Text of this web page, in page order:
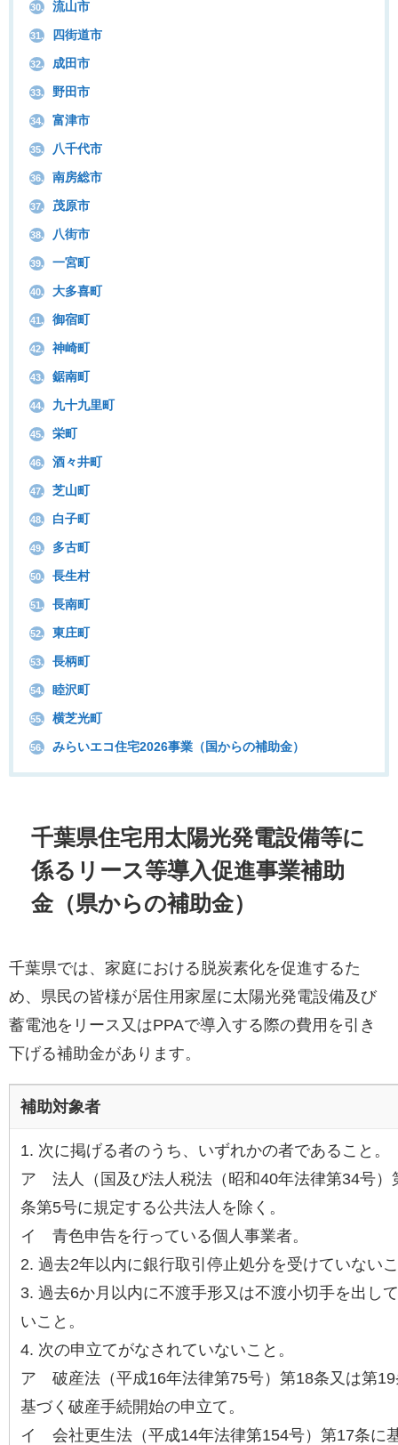
30. 流山市
31. 四街道市
32. 成田市
33. 野田市
34. 富津市
35. 八千代市
36. 南房総市
37. 茂原市
38. 八街市
39. 一宮町
40. 大多喜町
41. 御宿町
42. 神崎町
43. 鋸南町
44. 九十九里町
45. 栄町
46. 酒々井町
47. 芝山町
48. 白子町
49. 多古町
50. 長生村
51. 長南町
52. 東庄町
53. 長柄町
54. 睦沢町
55. 横芝光町
56. みらいエコ住宅2026事業（国からの補助金）
千葉県住宅用太陽光発電設備等に
係るリース等導入促進事業補助
金（県からの補助金）
千葉県では、家庭における脱炭素化を促進するた
め、県民の皆様が居住用家屋に太陽光発電設備及び
蓄電池をリース又はPPAで導入する際の費用を引き
下げる補助金があります。
補助対象者
1. 次に掲げる者のうち、いずれかの者であること。
ア 法人（国及び法人税法（昭和40年法律第34号）
条第5号に規定する公共法人を除く。
イ 青色申告を行っている個人事業者。
2. 過去2年以内に銀行取引停止処分を受けていない
3. 過去6か月以内に不渡手形又は不渡小切手を出し
いこと。
4. 次の申立てがなされていないこと。
ア 破産法（平成16年法律第75号）第18条又は第19
基づく破産手続開始の申立て。
イ 会社更生法（平成14年法律第154号）第17条に